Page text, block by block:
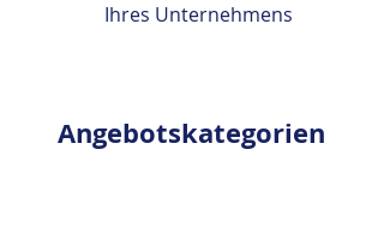
Ihres Unternehmens
Angebotskategorien